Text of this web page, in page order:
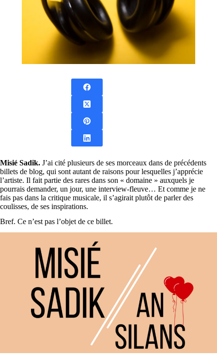
Misié Sadik. J’ai cité plusieurs de ses morceaux dans de précédents
billets de blog, qui sont autant de raisons pour lesquelles j’apprécie
l’artiste. Il fait partie des rares dans son « domaine » auxquels je
pourrais demander, un jour, une interview-fleuve… Et comme je ne
fais pas dans la critique musicale, il s’agirait plutôt de parler des
coulisses, de ses inspirations.
Bref. Ce n’est pas l’objet de ce billet.